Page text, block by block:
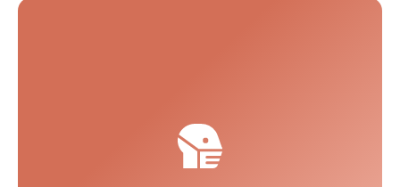
Schimmel in Innenräumen ist nicht nur ein
optisches Problem, sondern kann auch die
Gesundheit beeinträchtigen. Wir bieten Ihnen eine